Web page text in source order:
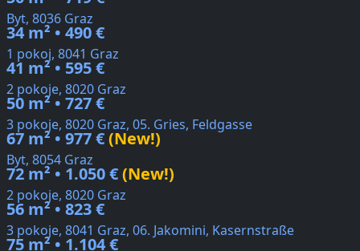
Byt, 8036 Graz
34 m² • 490 €
1 pokoj, 8041 Graz
41 m² • 595 €
2 pokoje, 8020 Graz
50 m² • 727 €
3 pokoje, 8020 Graz, 05. Gries, Feldgasse
67 m² • 977 €(New!)
Byt, 8054 Graz
72 m² • 1.050 €(New!)
2 pokoje, 8020 Graz
56 m² • 823 €
3 pokoje, 8041 Graz, 06. Jakomini, Kasernstraße
75 m² • 1.104 €